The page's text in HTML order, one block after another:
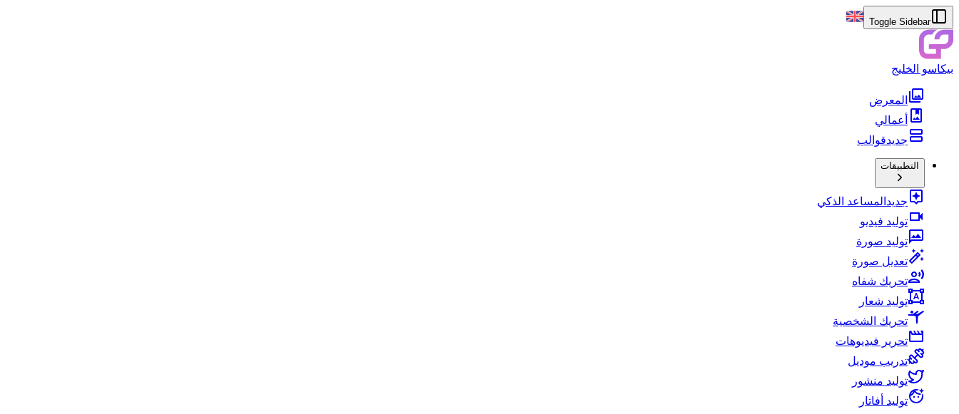
Toggle Sidebar
بيكاسو الخليج
المعرض
أعمالي
جديدقوالب
التطبيقات
جديد المساعد الذكي
توليد فيديو
توليد صورة
تعديل صورة
تحريك شفاه
توليد شعار
تحريك الشخصية
تحرير فيديوهات
تدريب موديل
توليد منشور
توليد أفاتار